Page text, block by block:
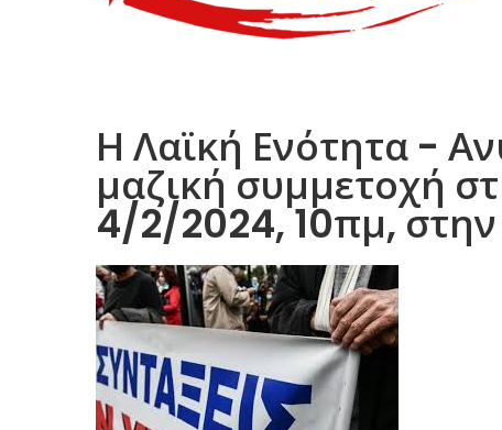
Η Λαϊκή Ενότητα -
μαζική συμμετοχή
4/2/2024, 10πμ, στην